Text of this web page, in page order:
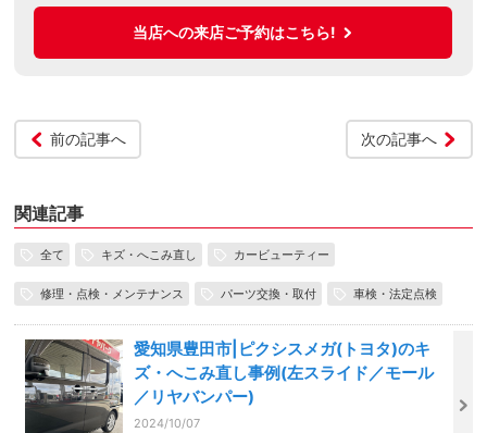
当店への来店ご予約はこちら!
前の記事へ 次の記事へ
関連記事
全て キズ・へこみ直し カービューティー
修理・点検・メンテナンス パーツ交換・取付 車検・法定点検
愛知県豊田市|ピクシスメガ(トヨタ)のキ
ズ・へこみ直し事例(左スライド／モール
／リヤバンパー)
2024/10/07